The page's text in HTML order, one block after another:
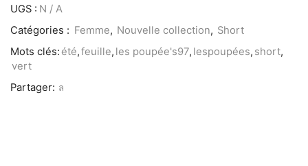
UGS : N / A
Catégories : Femme, Nouvelle collection, Short
Mots clés: été,feuille, les poupée's97, lespoupées, short,
vert
Partager: